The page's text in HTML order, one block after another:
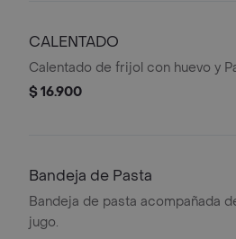
CALENTADO
Calentado de frijol con huevo y
$ 16.900
Bandeja de Pasta
Bandeja de pasta acompañada
jugo.